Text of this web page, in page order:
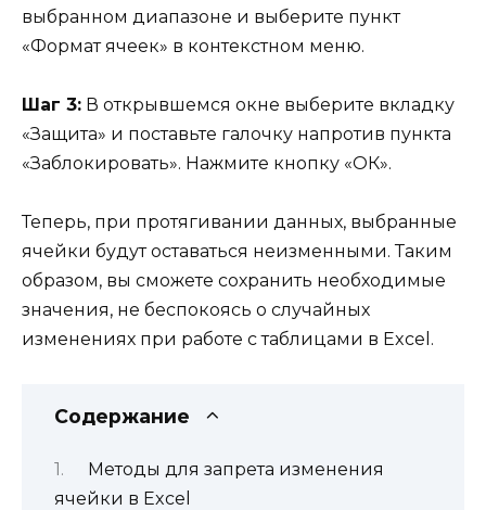
выбранном диапазоне и выберите пункт
«Формат ячеек» в контекстном меню.
Шаг 3: В открывшемся окне выберите вкладку
«Защита» и поставьте галочку напротив пункта
«Заблокировать». Нажмите кнопку «ОК».
Теперь, при протягивании данных, выбранные
ячейки будут оставаться неизменными. Таким
образом, вы сможете сохранить необходимые
значения, не беспокоясь о случайных
изменениях при работе с таблицами в Excel.
Содержание
Методы для запрета изменения
ячейки в Excel